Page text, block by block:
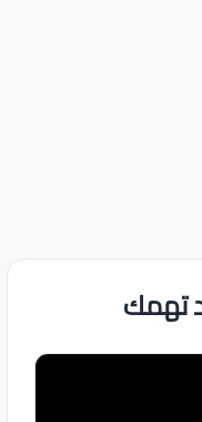
تهمك